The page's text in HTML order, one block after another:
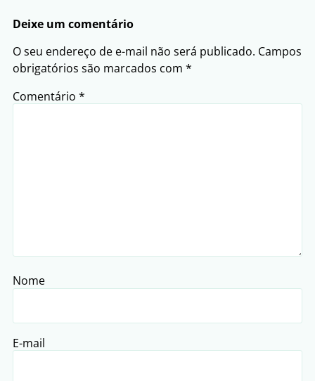
Deixe um comentário
O seu endereço de e-mail não será publicado. Campos
obrigatórios são marcados com *
Comentário *
Nome
E-mail